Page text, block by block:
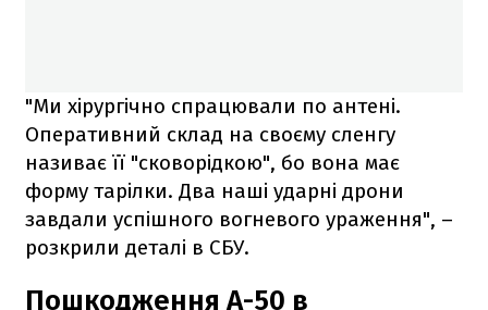
"Ми хірургічно спрацювали по антені.
Оперативний склад на своєму сленгу
називає її "сковорідкою", бо вона має
форму тарілки. Два наші ударні дрони
завдали успішного вогневого ураження", –
розкрили деталі в СБУ.
Пошкодження А-50 в